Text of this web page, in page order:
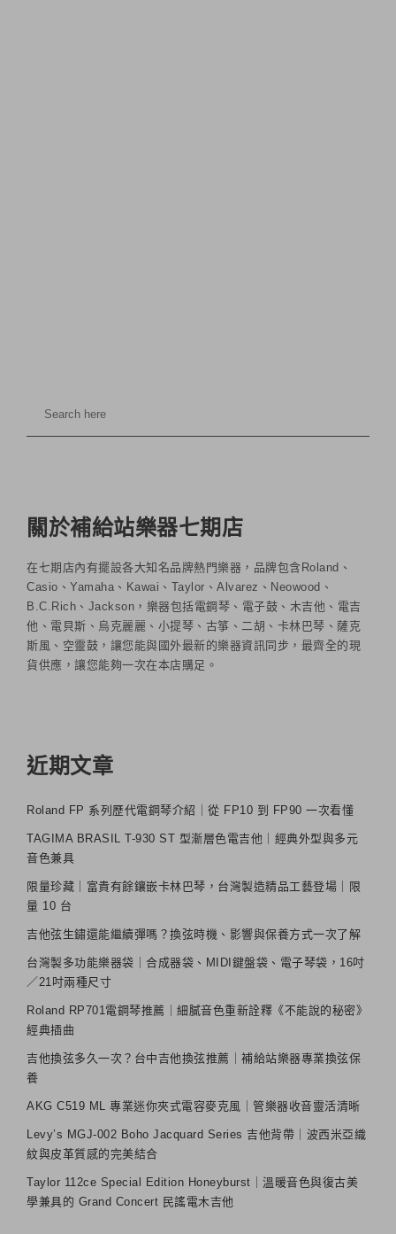
關於補給站樂器七期店
在七期店內有擺設各大知名品牌熱門樂器，品牌包含Roland、
Casio、Yamaha、Kawai、Taylor、Alvarez、Neowood、
B.C.Rich、Jackson，樂器包括電鋼琴、電子鼓、木吉他、電吉
他、電貝斯、烏克麗麗、小提琴、古箏、二胡、卡林巴琴、薩克
斯風、空靈鼓，讓您能與國外最新的樂器資訊同步，最齊全的現
貨供應，讓您能夠一次在本店購足。
近期文章
Roland FP 系列歷代電鋼琴介紹｜從 FP10 到 FP90 一次看懂
TAGIMA BRASIL T-930 ST 型漸層色電吉他｜經典外型與多元
音色兼具
限量珍藏｜富貴有餘鑲嵌卡林巴琴，台灣製造精品工藝登場｜限
量 10 台
吉他弦生鏽還能繼續彈嗎？換弦時機、影響與保養方式一次了解
台灣製多功能樂器袋｜合成器袋、MIDI鍵盤袋、電子琴袋，16吋
／21吋兩種尺寸
Roland RP701電鋼琴推薦｜細膩音色重新詮釋《不能說的秘密》
經典插曲
吉他換弦多久一次？台中吉他換弦推薦｜補給站樂器專業換弦保
養
AKG C519 ML 專業迷你夾式電容麥克風｜管樂器收音靈活清晰
Levy’s MGJ-002 Boho Jacquard Series 吉他背帶｜波西米亞織
紋與皮革質感的完美結合
Taylor 112ce Special Edition Honeyburst｜溫暖音色與復古美
學兼具的 Grand Concert 民謠電木吉他